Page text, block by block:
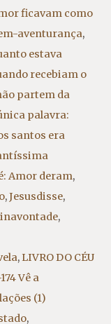
ficavam como
aventurança,
estava
recebiam o
partem da
palavra:
santos era
Amor deram,
,Jesusdisse,
,
,LIVRO DO CÉU
Vê a
(1)
,